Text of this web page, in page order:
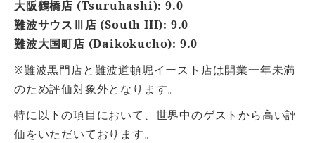
大阪鶴橋店 (Tsuruhashi): 9.0
難波サウスⅢ店 (South III): 9.0
難波大国町店 (Daikokucho): 9.0
※難波黒門店と難波道頓堀イースト店は開業一年未満
のため評価対象外となります。
特に以下の項目において、世界中のゲストから高い評
価をいただいております。